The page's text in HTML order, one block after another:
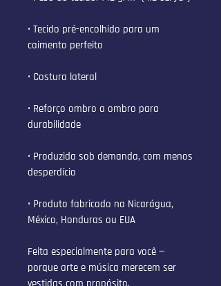
• Tecido pré-encolhido para um
caimento perfeito
• Costura lateral
• Reforço ombro a ombro para
durabilidade
• Produzida sob demanda, com menos
desperdício
• Produto fabricado na Nicarágua,
México, Honduras ou EUA
Feita especialmente para você —
porque arte e música merecem ser